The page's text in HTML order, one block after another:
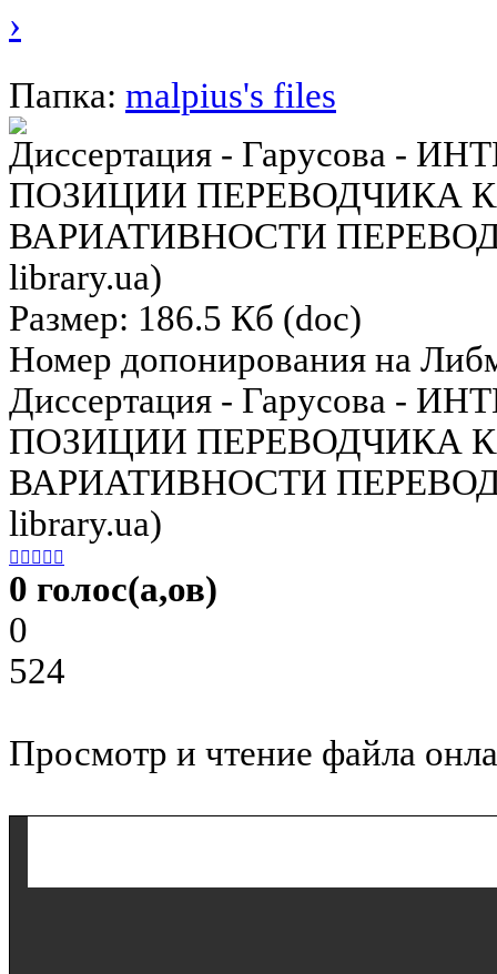
›
Папка: malpius's files
Диссертация - Гарусова -
ПОЗИЦИИ ПЕРЕВОДЧИКА
ВАРИАТИВНОСТИ ПЕРЕВОДА
library.ua)
Размер: 186.5 Кб (doc)
Номер допонирования на
Диссертация - Гарусова -
ПОЗИЦИИ ПЕРЕВОДЧИКА
ВАРИАТИВНОСТИ ПЕРЕВОДА
library.ua)
    
0 голос(а,ов)
0
524
Просмотр и чтение файла